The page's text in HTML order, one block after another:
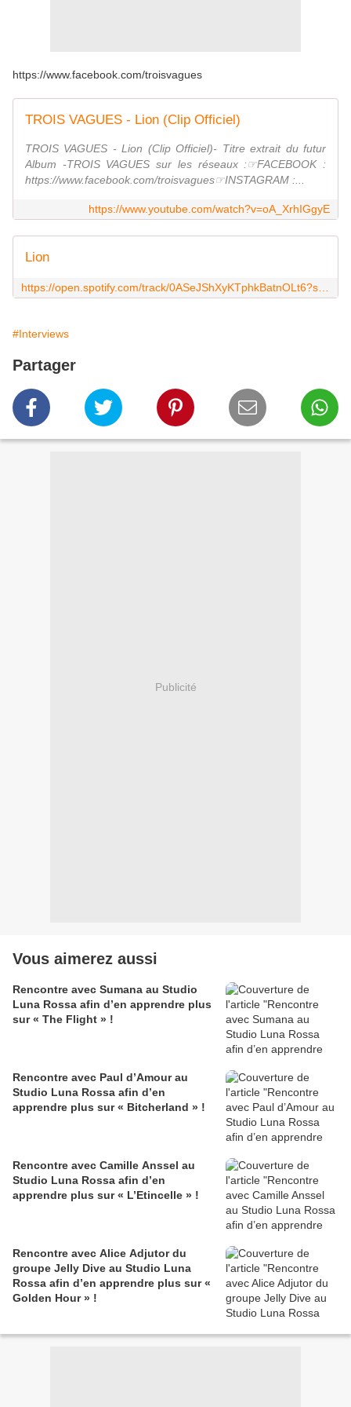
https://www.facebook.com/troisvagues
TROIS VAGUES - Lion (Clip Officiel)
TROIS VAGUES - Lion (Clip Officiel)- Titre extrait du futur
Album -TROIS VAGUES sur les réseaux :☞FACEBOOK :
https://www.facebook.com/troisvagues☞INSTAGRAM :...
https://www.youtube.com/watch?v=oA_XrhIGgyE
Lion
#Interviews
Partager
Publicité
Vous aimerez aussi
Rencontre avec Sumana au Studio
Luna Rossa afin d’en apprendre plus
sur « The Flight » !
Rencontre avec Paul d’Amour au
Studio Luna Rossa afin d’en
apprendre plus sur « Bitcherland » !
Rencontre avec Camille Anssel au
Studio Luna Rossa afin d’en
apprendre plus sur « L’Etincelle » !
Rencontre avec Alice Adjutor du
groupe Jelly Dive au Studio Luna
Rossa afin d’en apprendre plus sur «
Golden Hour » !